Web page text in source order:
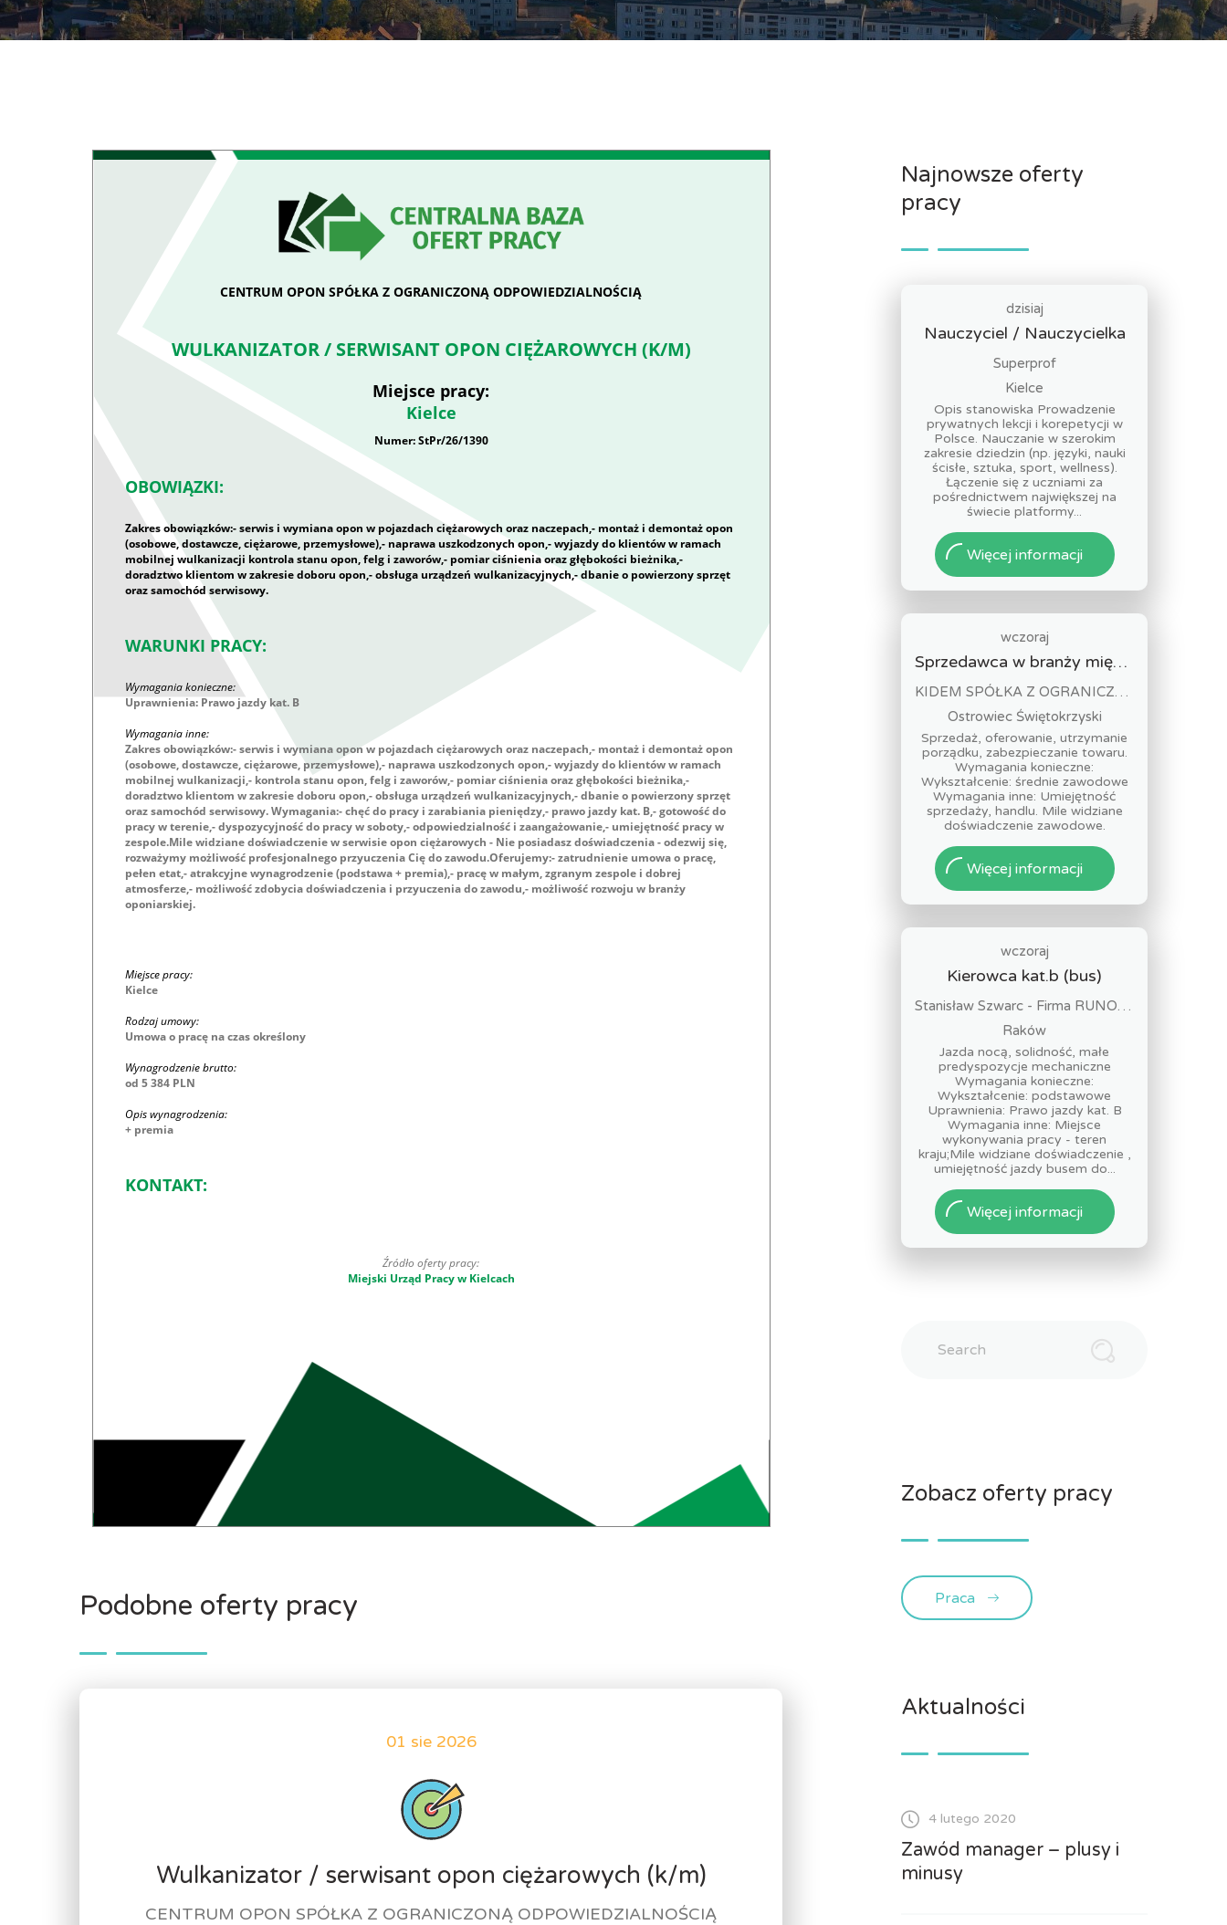
CENTRUM OPON SPÓŁKA Z OGRANICZONĄ ODPOWIEDZIALNOŚCIĄ
WULKANIZATOR / SERWISANT OPON CIĘŻAROWYCH (K/M)
Miejsce pracy:
Kielce
Numer: StPr/26/1390
OBOWIĄZKI:
Zakres obowiązków:- serwis i wymiana opon w pojazdach ciężarowych oraz naczepach,- montaż i demontaż opon
(osobowe, dostawcze, ciężarowe, przemysłowe),- naprawa uszkodzonych opon,- wyjazdy do klientów w ramach
mobilnej wulkanizacji kontrola stanu opon, felg i zaworów,- pomiar ciśnienia oraz głębokości bieżnika,-
doradztwo klientom w zakresie doboru opon,- obsługa urządzeń wulkanizacyjnych,- dbanie o powierzony sprzęt
oraz samochód serwisowy.
WARUNKI PRACY:
Wymagania konieczne:
Uprawnienia: Prawo jazdy kat. B
Wymagania inne:
Zakres obowiązków:- serwis i wymiana opon w pojazdach ciężarowych oraz naczepach,- montaż i demontaż opon
(osobowe, dostawcze, ciężarowe, przemysłowe),- naprawa uszkodzonych opon,- wyjazdy do klientów w ramach
mobilnej wulkanizacji,- kontrola stanu opon, felg i zaworów,- pomiar ciśnienia oraz głębokości bieżnika,-
doradztwo klientom w zakresie doboru opon,- obsługa urządzeń wulkanizacyjnych,- dbanie o powierzony sprzęt
oraz samochód serwisowy. Wymagania:- chęć do pracy i zarabiania pieniędzy,- prawo jazdy kat. B,- gotowość do
pracy w terenie,- dyspozycyjność do pracy w soboty,- odpowiedzialność i zaangażowanie,- umiejętność pracy w
zespole.Mile widziane doświadczenie w serwisie opon ciężarowych - Nie posiadasz doświadczenia - odezwij się,
rozważymy możliwość profesjonalnego przyuczenia Cię do zawodu.Oferujemy:- zatrudnienie umowa o pracę,
pełen etat,- atrakcyjne wynagrodzenie (podstawa + premia),- pracę w małym, zgranym zespole i dobrej
atmosferze,- możliwość zdobycia doświadczenia i przyuczenia do zawodu,- możliwość rozwoju w branży
oponiarskiej.
Miejsce pracy:
Kielce
Rodzaj umowy:
Umowa o pracę na czas określony
Wynagrodzenie brutto:
od 5 384 PLN
Opis wynagrodzenia:
+ premia
KONTAKT:
Źródło oferty pracy:
Miejski Urząd Pracy w Kielcach
Podobne oferty pracy
01 sie 2026
Wulkanizator / serwisant opon ciężarowych (k/m)
CENTRUM OPON SPÓŁKA Z OGRANICZONĄ ODPOWIEDZIALNOŚCIĄ
Najnowsze oferty
pracy
dzisiaj
Nauczyciel / Nauczycielka
Superprof
Kielce
Opis stanowiska Prowadzenie
prywatnych lekcji i korepetycji w
Polsce. Nauczanie w szerokim
zakresie dziedzin (np. języki, nauki
ścisłe, sztuka, sport, wellness).
Łączenie się z uczniami za
pośrednictwem największej na
świecie platformy...
Więcej informacji
wczoraj
Sprzedawca w branży mięsnej
KIDEM SPÓŁKA Z OGRANICZONĄ ODPOWIEDZIALNOŚCIĄ
Ostrowiec Świętokrzyski
Sprzedaż, oferowanie, utrzymanie
porządku, zabezpieczanie towaru.
Wymagania konieczne:
Wykształcenie: średnie zawodowe
Wymagania inne: Umiejętność
sprzedaży, handlu. Mile widziane
doświadczenie zawodowe.
Więcej informacji
wczoraj
Kierowca kat.b (bus)
Stanisław Szwarc - Firma RUNOPOL
Raków
Jazda nocą, solidność, małe
predyspozycje mechaniczne
Wymagania konieczne:
Wykształcenie: podstawowe
Uprawnienia: Prawo jazdy kat. B
Wymagania inne: Miejsce
wykonywania pracy - teren
kraju;Mile widziane doświadczenie ,
umiejętność jazdy busem do...
Więcej informacji
Zobacz oferty pracy
Praca
Aktualności
4 lutego 2020
Zawód manager – plusy i
minusy